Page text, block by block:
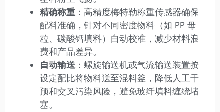
精确称重 ：高精度梅特勒称重传感器确保
配料准确，针对不同密度物料（如 PP 母
粒、碳酸钙填料）自动校准，减少材料浪
费和产品差异。
自动输送 ：螺旋输送机或气流输送装置按
设定配比将物料送至混料釜，降低人工干
预和交叉污染风险，避免玻纤填料缠绕堵
塞。